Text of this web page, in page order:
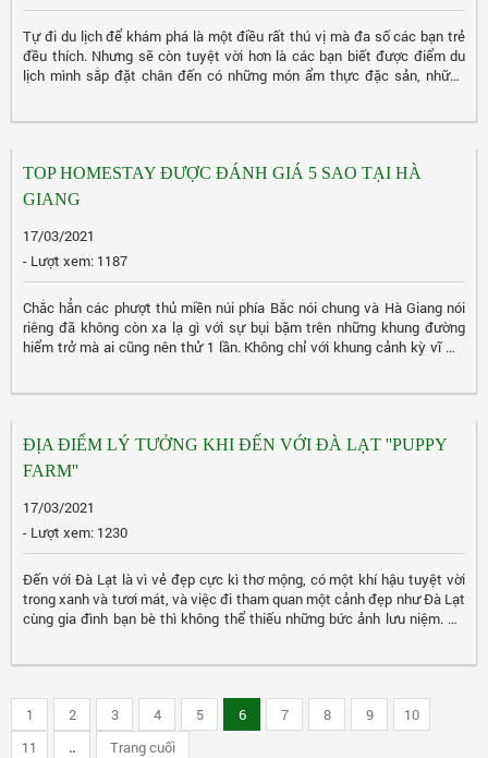
Tự đi du lịch để khám phá là một điều rất thú vị mà đa số các bạn trẻ
đều thích. Nhưng sẽ còn tuyệt vời hơn là các bạn biết được điểm du
lịch mình sắp đặt chân đến có những món ẩm thực đặc sản, những
TOP HOMESTAY ĐƯỢC ĐÁNH GIÁ 5 SAO TẠI HÀ
GIANG
17/03/2021
- Lượt xem: 1187
Chắc hẳn các phượt thủ miền núi phía Bắc nói chung và Hà Giang nói
riêng đã không còn xa lạ gì với sự bụi bặm trên những khung đường
hiểm trở mà ai cũng nên thử 1 lần. Không chỉ với khung cảnh kỳ vĩ mà
ĐỊA ĐIỂM LÝ TƯỞNG KHI ĐẾN VỚI ĐÀ LẠT ''PUPPY
FARM''
17/03/2021
- Lượt xem: 1230
Đến với Đà Lạt là vì vẻ đẹp cực kì thơ mộng, có một khí hậu tuyệt vời
trong xanh và tươi mát, và việc đi tham quan một cảnh đẹp như Đà Lạt
cùng gia đình bạn bè thì không thể thiếu những bức ảnh lưu niệm. Để
1
2 3 4 5 6 7 8 9
10
11
.. Trang cuối